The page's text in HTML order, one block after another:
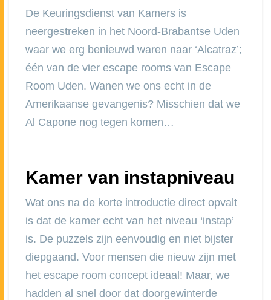
De Keuringsdienst van Kamers is
neergestreken in het Noord-Brabantse Uden
waar we erg benieuwd waren naar ‘Alcatraz’;
één van de vier escape rooms van Escape
Room Uden. Wanen we ons echt in de
Amerikaanse gevangenis? Misschien dat we
Al Capone nog tegen komen…
Kamer van instapniveau
Wat ons na de korte introductie direct opvalt
is dat de kamer echt van het niveau ‘instap’
is. De puzzels zijn eenvoudig en niet bijster
diepgaand. Voor mensen die nieuw zijn met
het escape room concept ideaal! Maar, we
hadden al snel door dat doorgewinterde